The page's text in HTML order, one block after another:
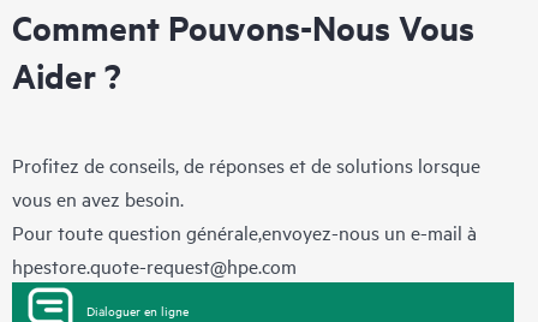
Comment Pouvons-Nous Vous
Aider ?
Profitez de conseils, de réponses et de solutions lorsque
vous en avez besoin.
Pour toute question générale,envoyez-nous un e-mail à
hpestore.quote-request@hpe.com
Dialoguer en ligne